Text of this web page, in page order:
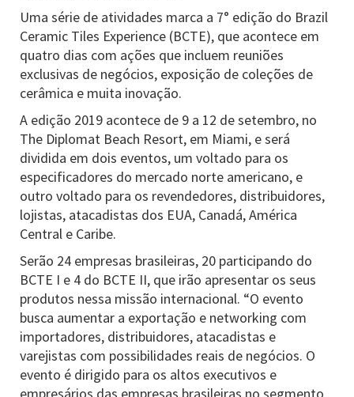
Uma série de atividades marca a 7° edição do Brazil
Ceramic Tiles Experience (BCTE), que acontece em
quatro dias com ações que incluem reuniões
exclusivas de negócios, exposição de coleções de
cerâmica e muita inovação.
A edição 2019 acontece de 9 a 12 de setembro, no
The Diplomat Beach Resort, em Miami, e será
dividida em dois eventos, um voltado para os
especificadores do mercado norte americano, e
outro voltado para os revendedores, distribuidores,
lojistas, atacadistas dos EUA, Canadá, América
Central e Caribe.
Serão 24 empresas brasileiras, 20 participando do
BCTE I e 4 do BCTE II, que irão apresentar os seus
produtos nessa missão internacional. “O evento
busca aumentar a exportação e networking com
importadores, distribuidores, atacadistas e
varejistas com possibilidades reais de negócios. O
evento é dirigido para os altos executivos e